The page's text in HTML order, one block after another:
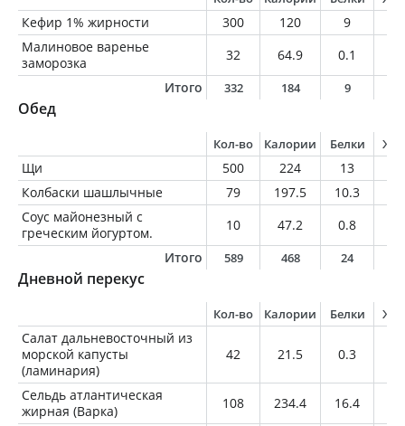
Кефир 1% жирности 300 120 9
Малиновое варенье
заморозка
32 64.9 0.1
Итого
332 184 9
Обед
Кол-во Калории Белки
Щи 500 224 13
Колбаски шашлычные
79 197.5 10.3
Соус майонезный с
греческим йогуртом.
10 47.2 0.8
Итого
589 468 24
Дневной перекус
Кол-во Калории Белки
Салат дальневосточный из
морской капусты
(ламинария)
42 21.5 0.3
Сельдь атлантическая
жирная (Варка)
108 234.4 16.4